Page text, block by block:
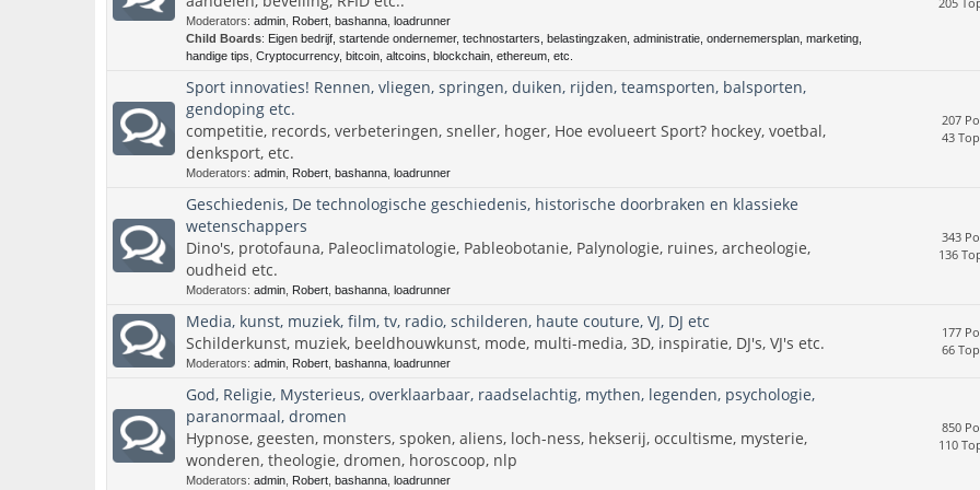
Moderators: admin Robert bashanna loadrunner
Child Boards: Eigen bedrijf, startende ondernemer, technostarters, belastingzaken, administratie, ondernemersplan, marketing,
handige tips Cryptocurrency, bitcoin, altcoins, blockchain, ethereum, etc.
Sport innovaties! Rennen, vliegen, springen, duiken, rijden, teamsporten, balsporten,
gendoping etc.
competitie, records, verbeteringen, sneller, hoger, Hoe evolueert Sport? hockey, voetbal,
denksport, etc.
Moderators: admin Robert bashanna loadrunner
207
43
Geschiedenis, De technologische geschiedenis, historische doorbraken en klassieke
wetenschappers
Dino's, protofauna, Paleoclimatologie, Pableobotanie, Palynologie, ruines, archeologie,
oudheid etc.
Moderators: admin Robert bashanna loadrunner
343
136
Media, kunst, muziek, film, tv, radio, schilderen, haute couture, VJ, DJ etc
Schilderkunst, muziek, beeldhouwkunst, mode, multi-media, 3D, inspiratie, DJ's, VJ's etc.
Moderators: admin Robert bashanna loadrunner
177
66
God, Religie, Mysterieus, overklaarbaar, raadselachtig, mythen, legenden, psychologie,
paranormaal, dromen
Hypnose, geesten, monsters, spoken, aliens, loch-ness, hekserij, occultisme, mysterie,
wonderen, theologie, dromen, horoscoop, nlp
Moderators: admin Robert bashanna loadrunner
850
110